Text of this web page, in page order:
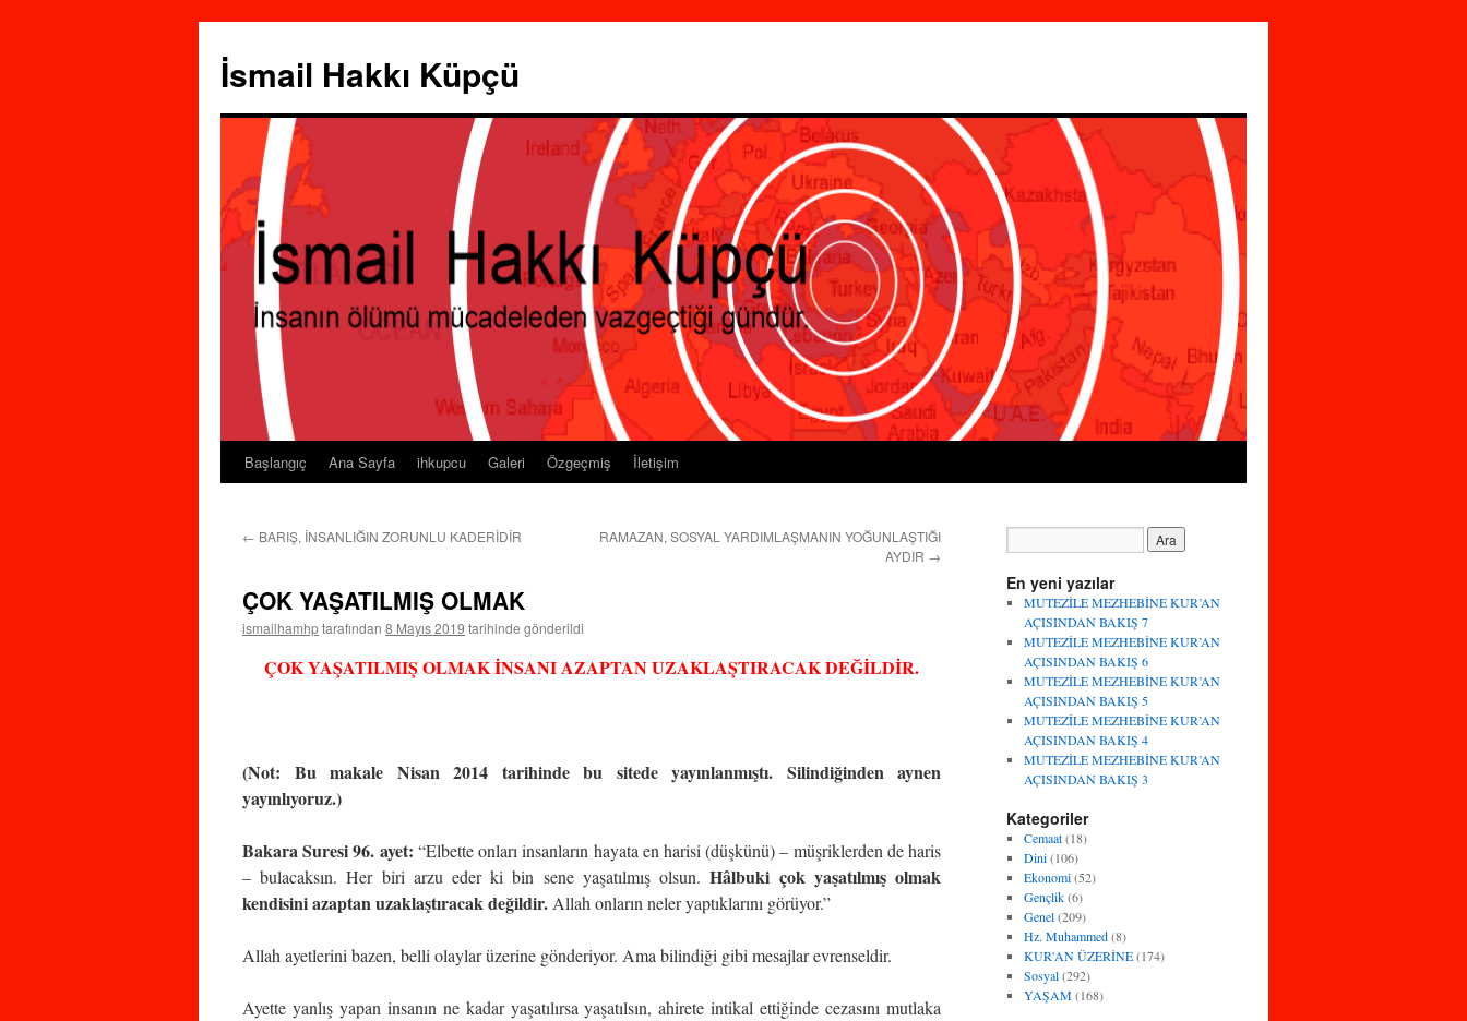
İsmail Hakkı Küpçü
Başlangıç Ana Sayfa ihkupcu Galeri Özgeçmiş İletişim
← BARIŞ, İNSANLIĞIN ZORUNLU KADERİDİR
RAMAZAN, SOSYAL YARDIMLAŞMANIN YOĞUNLAŞTIĞI
AYDIR →
ÇOK YAŞATILMIŞ OLMAK
ismailhamhptarafından 8 Mayıs 2019 tarihinde gönderildi
ÇOK YAŞATILMIŞ OLMAK İNSANI AZAPTAN UZAKLAŞTIRACAK DEĞİLDİR.
(Not: Bu makale Nisan 2014 tarihinde bu sitede yayınlanmıştı. Silindiğinden aynen
yayınlıyoruz.)
Bakara Suresi 96. ayet: “Elbette onları insanların hayata en harisi (düşkünü) – müşriklerden de haris
– bulacaksın. Her biri arzu eder ki bin sene yaşatılmış olsun. Hâlbuki çok yaşatılmış olmak
kendisini azaptan uzaklaştıracak değildir. Allah onların neler yaptıklarını görüyor.”
Allah ayetlerini bazen, belli olaylar üzerine gönderiyor. Ama bilindiği gibi mesajlar evrenseldir.
Ayette yanlış yapan insanın ne kadar yaşatılırsa yaşatılsın, ahirete intikal ettiğinde cezasını mutlaka
En yeni yazılar
MUTEZİLE MEZHEBİNE KUR’AN
AÇISINDAN BAKIŞ 7
MUTEZİLE MEZHEBİNE KUR’AN
AÇISINDAN BAKIŞ 6
MUTEZİLE MEZHEBİNE KUR’AN
AÇISINDAN BAKIŞ 5
MUTEZİLE MEZHEBİNE KUR’AN
AÇISINDAN BAKIŞ 4
MUTEZİLE MEZHEBİNE KUR’AN
AÇISINDAN BAKIŞ 3
Kategoriler
Cemaat(18)
Dini(106)
Ekonomi(52)
Gençlik(6)
Genel(209)
Hz. Muhammed(8)
KUR'AN ÜZERİNE(174)
Sosyal(292)
YAŞAM(168)